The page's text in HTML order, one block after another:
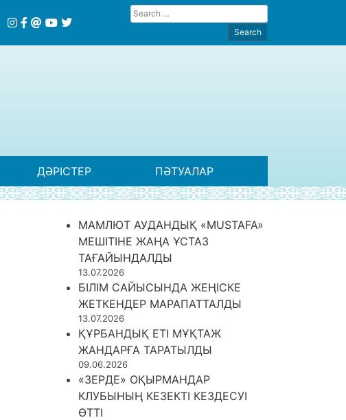
ДӘРІСТЕР ПӘТУАЛАР
МАМЛЮТ АУДАНДЫҚ «MUSTAFA»
МЕШІТІНЕ ЖАҢА ҰСТАЗ
ТАҒАЙЫНДАЛДЫ
13.07.2026
БІЛІМ САЙЫСЫНДА ЖЕҢІСКЕ
ЖЕТКЕНДЕР МАРАПАТТАЛДЫ
13.07.2026
ҚҰРБАНДЫҚ ЕТІ МҰҚТАЖ
ЖАНДАРҒА ТАРАТЫЛДЫ
09.06.2026
«ЗЕРДЕ» ОҚЫРМАНДАР
КЛУБЫНЫҢ КЕЗЕКТІ КЕЗДЕСУІ
ӨТТІ